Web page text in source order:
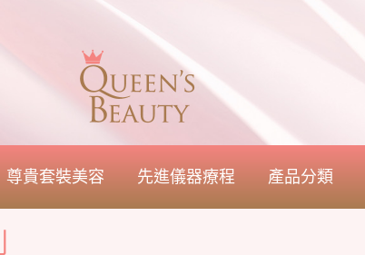
尊貴套裝美容 先進儀器療程 產品分類